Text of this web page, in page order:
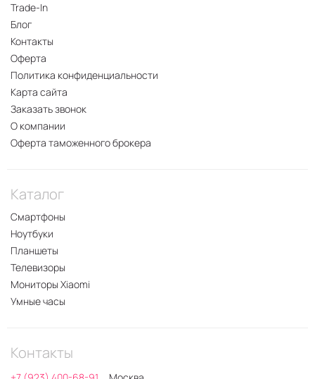
Trade-In
Блог
Контакты
Оферта
Политика конфиденциальности
Карта сайта
Заказать звонок
О компании
Оферта таможенного брокера
Каталог
Смартфоны
Ноутбуки
Планшеты
Телевизоры
Мониторы Xiaomi
Умные часы
Контакты